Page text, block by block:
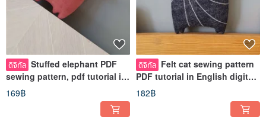
ดิจิทัล Stuffed elephant PDF
sewing pattern, pdf tutorial in
English, Digital download
169฿
ดิจิทัล Felt cat sewing pattern
PDF tutorial in English digital
product, Halloween decor
182฿